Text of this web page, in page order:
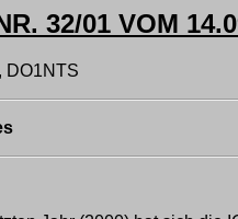
32/01 VOM
DO1NTS